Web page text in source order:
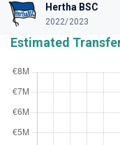
Hertha BSC
2022/2023
Estimated